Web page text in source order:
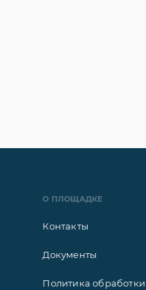
О ПЛОЩАДКЕ
Контакты
Документы
Политика обработки